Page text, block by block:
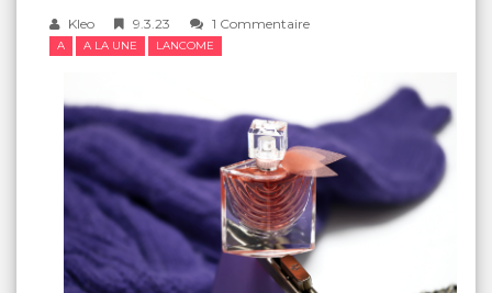
Kleo 9.3.23 1 Commentaire
A A LA UNE LANCOME